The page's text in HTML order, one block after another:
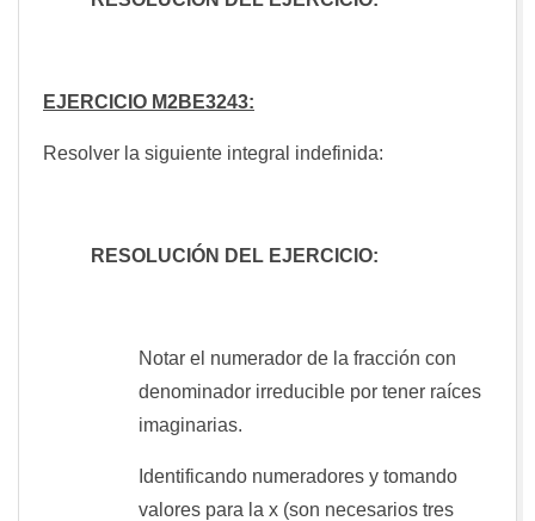
EJERCICIO M2BE3243:
Resolver la siguiente integral indefinida:
RESOLUCIÓN DEL EJERCICIO:
Notar el numerador de la fracción con
denominador irreducible por tener raíces
imaginarias.
Identificando numeradores y tomando
valores para la x (son necesarios tres